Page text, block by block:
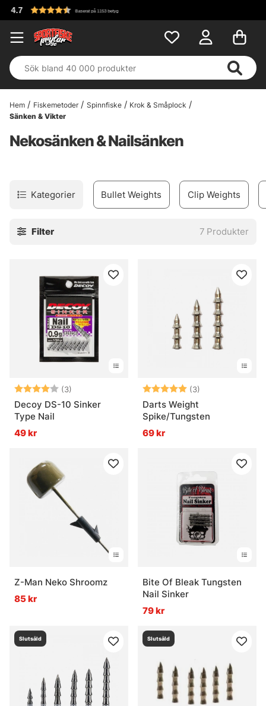
Baserat på 1153 betyg
Hem Fiskemetoder Spinnfiske
Krok & Småplock
Sänken & Vikter
Nekosänken & Nailsänken
Kategorier Bullet Weights Clip Weights
Filter 7 Produkter
Betyg: (3)
4.0 utav 5 stjärnor
Decoy DS-10 Sinker
Type Nail
49 kr
Betyg: (3)
Darts Weight
Spike/Tungsten
69 kr
Z-Man Neko Shroomz
85 kr
Bite Of Bleak Tungsten
Nail Sinker
79 kr
Slutsåld Slutsåld